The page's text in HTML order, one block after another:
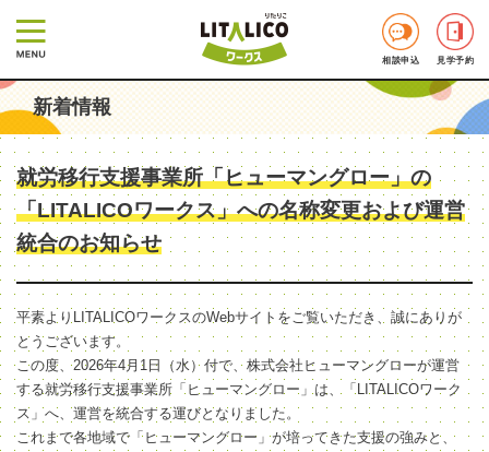
相談申込 見学予約
新着情報
就労移行支援事業所「ヒューマングロー」の
「LITALICOワークス」への名称変更および運営
統合のお知らせ
平素よりLITALICOワークスのWebサイトをご覧いただき、誠にありが
とうございます。
この度、2026年4月1日（水）付で、株式会社ヒューマングローが運営
する就労移行支援事業所「ヒューマングロー」は、「LITALICOワーク
ス」へ、運営を統合する運びとなりました。
これまで各地域で「ヒューマングロー」が培ってきた支援の強みと、